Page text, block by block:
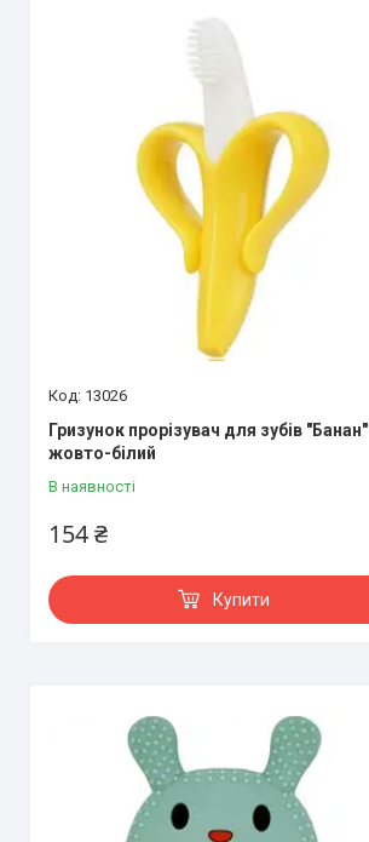
13026
Гризунок прорізувач для зубів "Банан"
жовто-білий
В наявності
154 ₴
Купити